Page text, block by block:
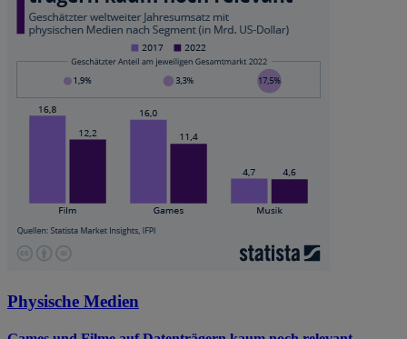
Physische Medien